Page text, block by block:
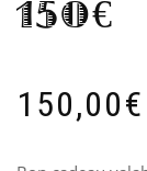
150€
150,00€